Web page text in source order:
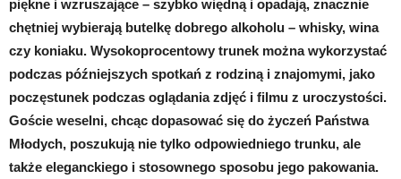
piękne i wzruszające – szybko więdną i opadają, znacznie
chętniej wybierają butelkę dobrego alkoholu – whisky, wina
czy koniaku. Wysokoprocentowy trunek można wykorzystać
podczas późniejszych spotkań z rodziną i znajomymi, jako
poczęstunek podczas oglądania zdjęć i filmu z uroczystości.
Goście weselni, chcąc dopasować się do życzeń Państwa
Młodych, poszukują nie tylko odpowiedniego trunku, ale
także eleganckiego i stosownego sposobu jego pakowania.